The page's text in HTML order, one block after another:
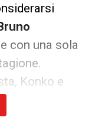
con una sola
Konko e
Felipe
potrebbe